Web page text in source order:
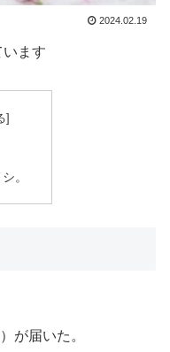
2024.02.19
ます
。
が届いた。